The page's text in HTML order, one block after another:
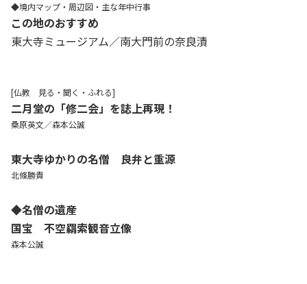
◆境内マップ・周辺図・主な年中行事
この地のおすすめ
東大寺ミュージアム／南大門前の奈良漬
[仏教 見る・聞く・ふれる]
二月堂の「修二会」を誌上再現！
桑原英文／森本公誠
東大寺ゆかりの名僧 良弁と重源
北條勝貴
◆名僧の遺産
国宝 不空羂索観音立像
森本公誠